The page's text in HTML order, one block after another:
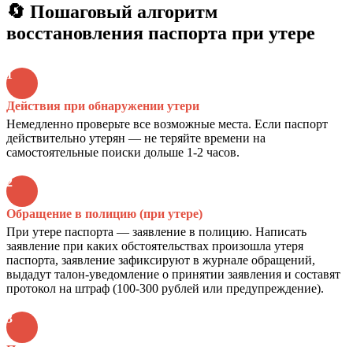
🔄 Пошаговый алгоритм
восстановления паспорта при утере
1
Действия при обнаружении утери
Немедленно проверьте все возможные места. Если паспорт
действительно утерян — не теряйте времени на
самостоятельные поиски дольше 1-2 часов.
2
Обращение в полицию (при утере)
При утере паспорта — заявление в полицию. Написать
заявление при каких обстоятельствах произошла утеря
паспорта, заявление зафиксируют в журнале обращений,
выдадут талон-уведомление о принятии заявления и составят
протокол на штраф (100-300 рублей или предупреждение).
3